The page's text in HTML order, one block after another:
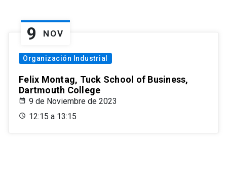
9 NOV
Organización Industrial
Felix Montag, Tuck School of Business,
Dartmouth College
9 de Noviembre de 2023
12:15 a 13:15